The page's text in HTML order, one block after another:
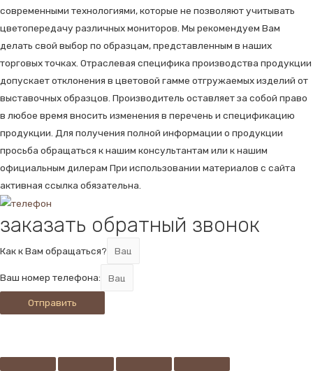
современными технологиями, которые не позволяют учитывать
цветопередачу различных мониторов. Мы рекомендуем Вам
делать свой выбор по образцам, представленным в наших
торговых точках. Отраслевая специфика производства продукции
допускает отклонения в цветовой гамме отгружаемых изделий от
выставочных образцов. Производитель оставляет за собой право
в любое время вносить изменения в перечень и спецификацию
продукции. Для получения полной информации о продукции
просьба обращаться к нашим консультантам или к нашим
официальным дилерам При использовании материалов с сайта
активная ссылка обязательна.
заказать обратный звонок
Как к Вам обращаться?
Ваш номер телефона:
Отправить